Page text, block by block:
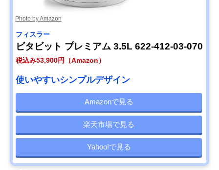
Photo by Amazon
フィスラー
ビタビット プレミアム 3.5L 622-412-03-070
税込み53,900円（Amazon）
使いやすいシンプルデザイン
Amazonで見る
楽天市場で見る
Yahoo!で見る